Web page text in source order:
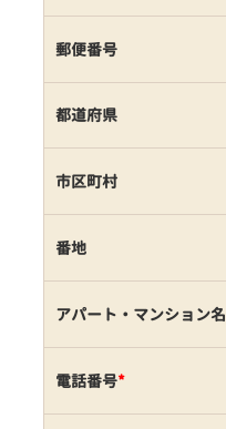
郵便番号
都道府県
市区町村
番地
アパート・マンション名
電話番号*